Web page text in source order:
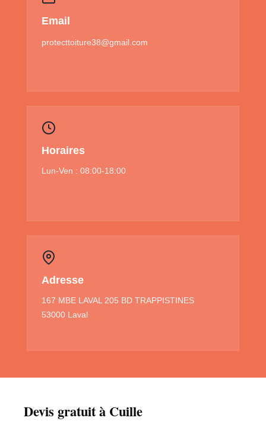
Email
protecttoiture38@gmail.com
Horaires
Lun-Ven : 08:00-18:00
Adresse
167 MBE LAVAL 205 BD TRAPPISTINES
53000 Laval
Devis gratuit à Cuille